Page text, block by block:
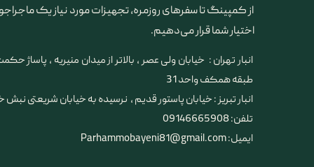
از کمپینگ تا سفرهای روزمره، تجهیزات مورد نیاز یک
اختیار شما قرار می‌دهیم.
انبار تهران : خیابان ولی عصر ، بالاتر از میدان منیریه ، پاساژ
طبقه همکف واحد 31
​​​​​​​انبار تبریز : خیابان پاستور قدیم ، نرسیده به خیابان شریعتی نبش
تلفن: 09146665908
ایمیل: Parhammobayeni81@gmail.com